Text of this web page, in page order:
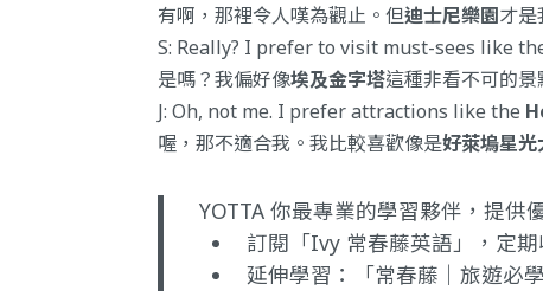
有啊，那裡令人嘆為觀止。但迪士尼樂園才是
S: Really? I prefer to visit must-sees like
是嗎？我偏好像埃及金字塔這種非看不可的景
J: Oh, not me. I prefer attractions like the
喔，那不適合我。我比較喜歡像是好萊塢星光
YOTTA 你最專業的學習夥伴，提供
訂閱「Ivy 常春藤英語」
，定
延伸學習：
「常春藤｜旅遊必